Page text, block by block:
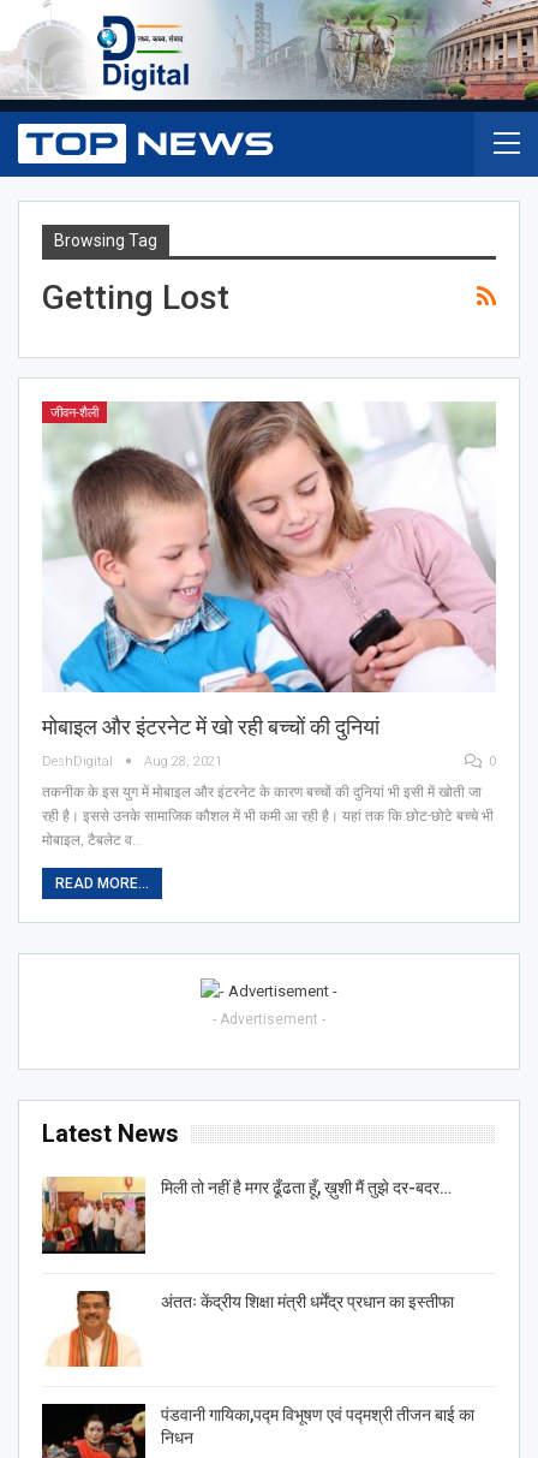
Browsing Tag
Getting Lost
जीवन-शैली
मोबाइल और इंटरनेट में खो रही बच्चों की दुनियां
DeshDigital Aug 28, 2021 0
तकनीक के इस युग में मोबाइल और इंटरनेट के कारण बच्चों की दुनियां भी इसी में खोती जा
रही है। इससे उनके सामाजिक कौशल में भी कमी आ रही है। यहां तक कि छोट-छोटे बच्चे भी
मोबाइल, टैबलेट व…
READ MORE...
- Advertisement -
Latest News
मिली तो नहीं है मगर ढूँढता हूँ, ख़ुशी मैं तुझे दर-बदर…
अंततः केंद्रीय शिक्षा मंत्री धर्मेंद्र प्रधान का इस्तीफा
पंडवानी गायिका,पद्म विभूषण एवं पद्मश्री तीजन बाई का
निधन